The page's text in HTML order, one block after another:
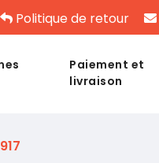
Politique de retour
Paiement et
livraison